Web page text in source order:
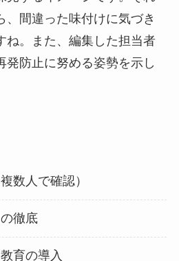
、間違った味付けに気づき
ね。また、編集した担当者
発防止に努める姿勢を示し
数人で確認）
徹底
育の導入